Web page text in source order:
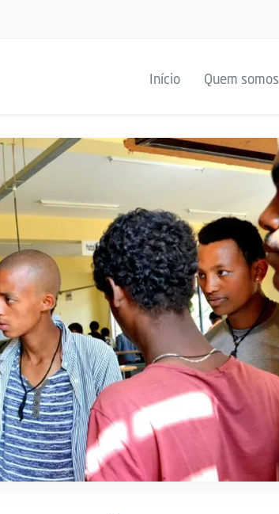
Início Quem somos